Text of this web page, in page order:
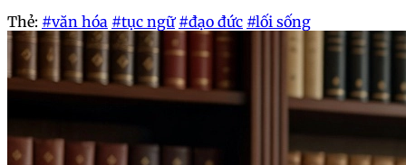
Thẻ: #văn hóa #tục ngữ #đạo đức #lối sống